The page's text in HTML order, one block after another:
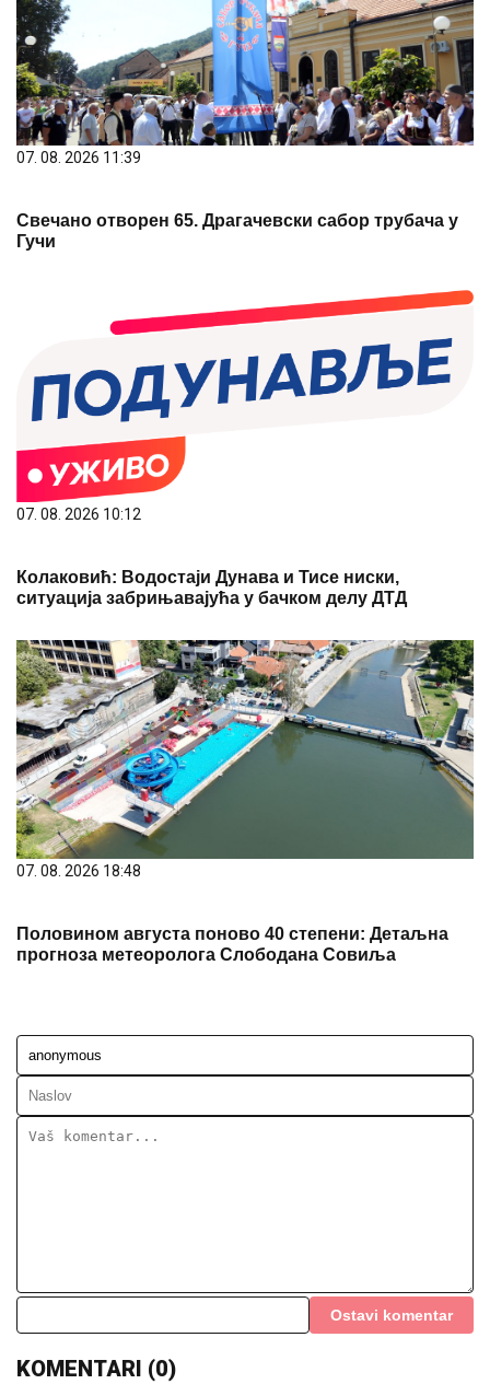
07. 08. 2026 11:39
Свечано отворен 65. Драгачевски сабор трубача у
Гучи
07. 08. 2026 10:12
Колаковић: Водостаји Дунава и Тисе ниски,
ситуација забрињавајућа у бачком делу ДТД
07. 08. 2026 18:48
Половином августа поново 40 степени: Детаљна
прогноза метеоролога Слободана Совиља
Ostavi komentar
KOMENTARI (0)